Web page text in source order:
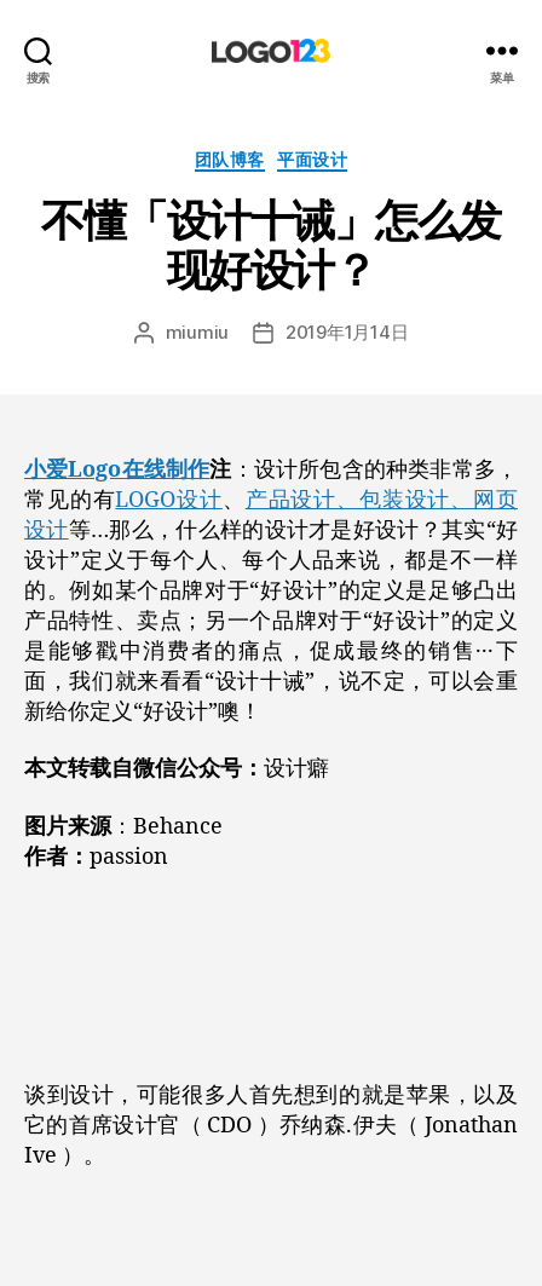
搜索
设
计
博
客
菜单
分
团队博客 平面设计
不懂「设计十诫」怎么发
现好设计？
文 miumiu
发 2019年1月14日
小爱Logo在线制作注 ：设计所包含的种类非常多，
常见的有LOGO设计、 产品设计、包装设计、网页
设计等…那么，什么样的设计才是好设计？其实“好
设计”定义于每个人、每个人品来说，都是不一样
的。例如某个品牌对于“好设计”的定义是足够凸出
产品特性、卖点；另一个品牌对于“好设计”的定义
是能够戳中消费者的痛点，促成最终的销售···下
面，我们就来看看“设计十诫”，说不定，可以会重
新给你定义“好设计”噢！
本文转载自微信公众号： 设计癖
图片来源：Behance
作者： passion
谈到设计，可能很多人首先想到的就是苹果，以及
它的首席设计官（ CDO ）乔纳森.伊夫（ Jonathan
Ive ）。